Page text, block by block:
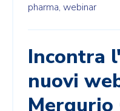
pharma, webinar
Incontra
nuovi
Merqurio